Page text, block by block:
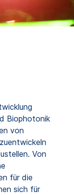
Biophotonik
von
Von
für die
sich für